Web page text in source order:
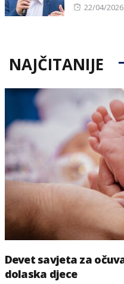
Posted
22/04/2026
NAJČITANIJE
Devet savjeta za
dolaska djece